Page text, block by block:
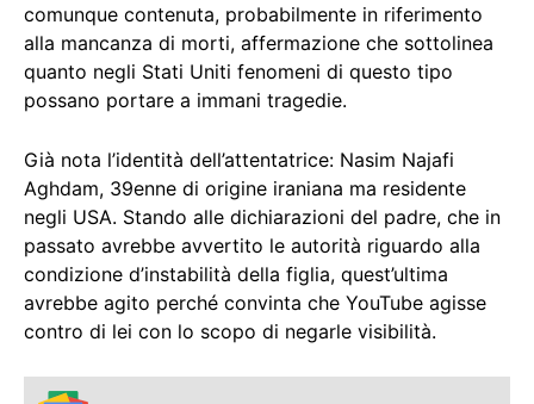
comunque contenuta, probabilmente in riferimento
alla mancanza di morti, affermazione che sottolinea
quanto negli Stati Uniti fenomeni di questo tipo
possano portare a immani tragedie.
Già nota l’identità dell’attentatrice: Nasim Najafi
Aghdam, 39enne di origine iraniana ma residente
negli USA. Stando alle dichiarazioni del padre, che in
passato avrebbe avvertito le autorità riguardo alla
condizione d’instabilità della figlia, quest’ultima
avrebbe agito perché convinta che YouTube agisse
contro di lei con lo scopo di negarle visibilità.